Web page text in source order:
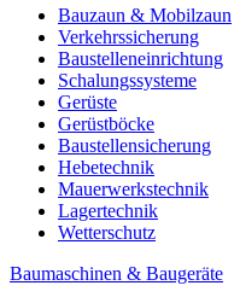
Bauzaun & Mobilzaun
Verkehrssicherung
Baustelleneinrichtung
Schalungssysteme
Gerüste
Gerüstböcke
Baustellensicherung
Hebetechnik
Mauerwerkstechnik
Lagertechnik
Wetterschutz
Baumaschinen & Baugeräte